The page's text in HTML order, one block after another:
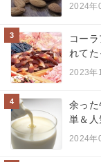
2024年
3
コー
れてた
2023年
4
余っ
単＆人
2024年